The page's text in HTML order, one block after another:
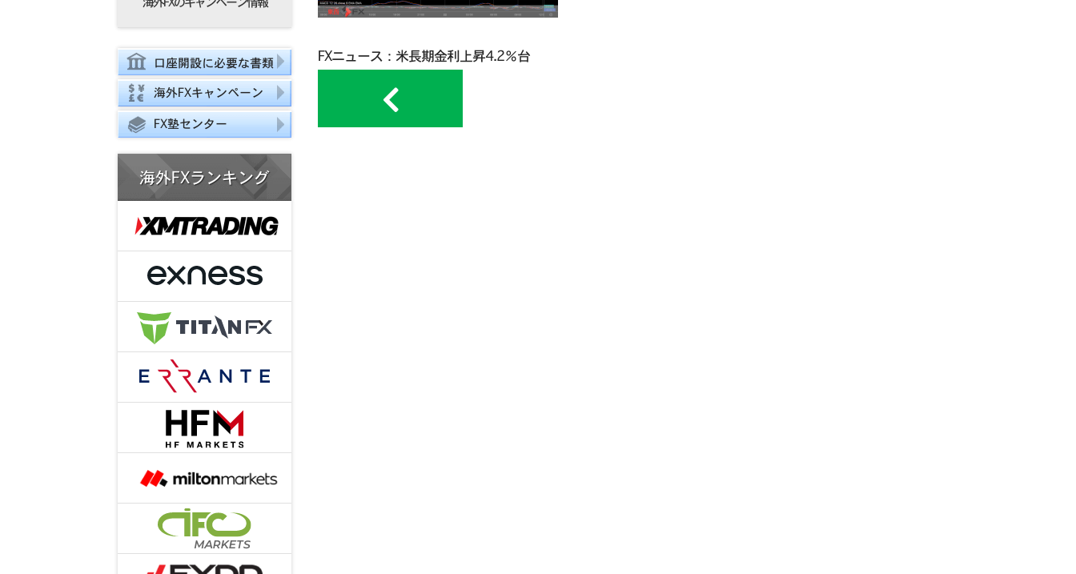
口座開設に必要な書類
海外FXキャンペーン
FX塾センター
海外FXランキング
FXニュース：米長期金利上昇4.2％台